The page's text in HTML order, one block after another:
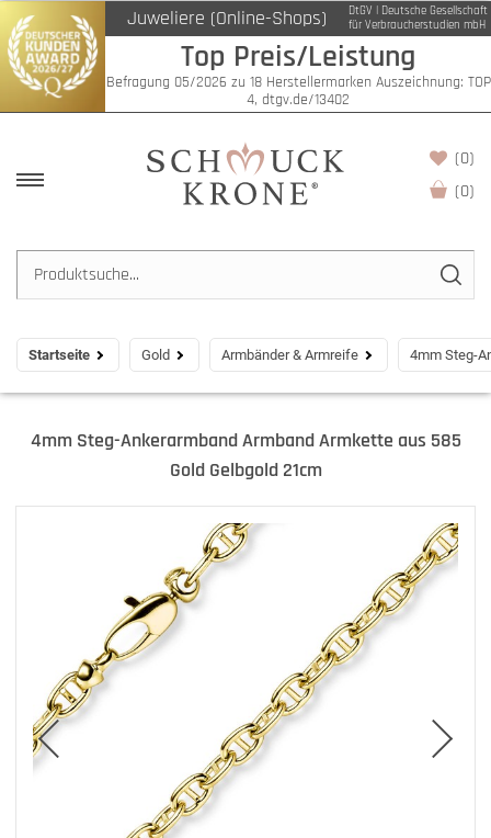
Juweliere (Online-Shops)
DtGV | Deutsche Gesellschaft
für Verbraucherstudien mbH
Top Preis/Leistung
Befragung 05/2026 zu 18 Herstellermarken Auszeichnung: TOP
4, dtgv.de/13402
(0)
(0)
Startseite Gold Armbänder & Armreife 4mm Steg-
4mm Steg-Ankerarmband Armband Armkette aus 585
Gold Gelbgold 21cm